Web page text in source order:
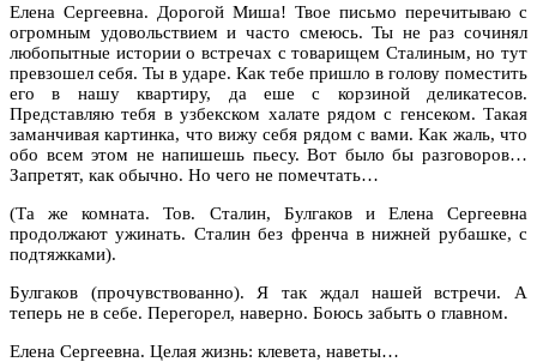
Елена Сергеевна. Дорогой Миша! Твое письмо перечитываю с
огромным удовольствием и часто смеюсь. Ты не раз сочинял
любопытные истории о встречах с товарищем Сталиным, но тут
превзошел себя. Ты в ударе. Как тебе пришло в голову поместить
его в нашу квартиру, да еше с корзиной деликатесов.
Представляю тебя в узбекском халате рядом с генсеком. Такая
заманчивая картинка, что вижу себя рядом с вами. Как жаль, что
обо всем этом не напишешь пьесу. Вот было бы разговоров…
Запретят, как обычно. Но чего не помечтать…
(Та же комната. Тов. Сталин, Булгаков и Елена Сергеевна
продолжают ужинать. Сталин без френча в нижней рубашке, с
подтяжками).
Булгаков (прочувствованно). Я так ждал нашей встречи. А
теперь не в себе. Перегорел, наверно. Боюсь забыть о главном.
Елена Сергеевна. Целая жизнь: клевета, наветы…